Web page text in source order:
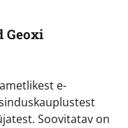
Geoxi
e-
Soovitatav on